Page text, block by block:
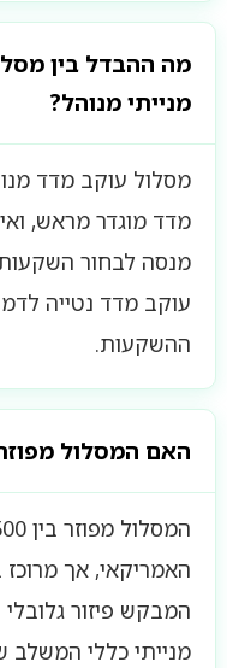
מה ההבדל בין
מנייתי מנוהל?
מסלול עוקב מדד
מדד מוגדר מראש,
מנסה לבחור
עוקב מדד נטייה
ההשקעות.
האם המסלול
האמריקאי, אך
המבקש פיזור
מנייתי כללי המשלב